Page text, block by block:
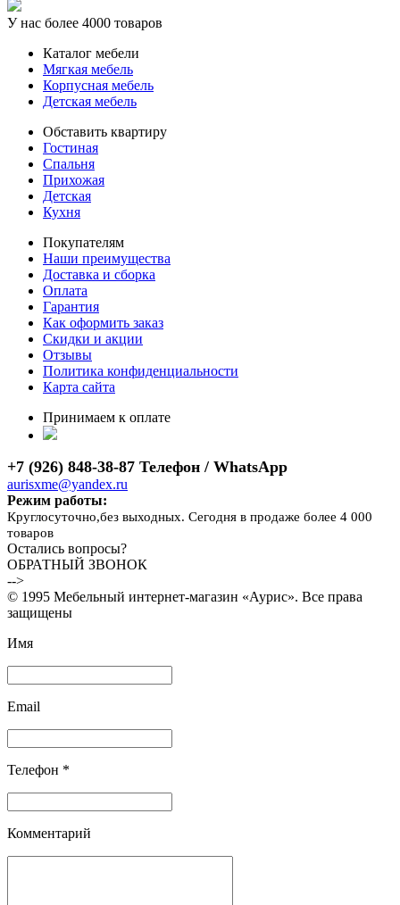
У нас более 4000 товаров
Каталог мебели
Мягкая мебель
Корпусная мебель
Детская мебель
Обставить квартиру
Гостиная
Спальня
Прихожая
Детская
Кухня
Покупателям
Наши преимущества
Доставка и сборка
Оплата
Гарантия
Как оформить заказ
Скидки и акции
Отзывы
Политика конфиденциальности
Карта сайта
Принимаем к оплате
+7 (926) 848-38-87 Телефон / WhatsApp
aurisxme@yandex.ru
Режим работы:
Круглосуточно,без выходных. Сегодня в продаже более 4 000
товаров
Остались вопросы?
ОБРАТНЫЙ ЗВОНОК
-->
© 1995 Мебельный интернет-магазин «Аурис». Все права
защищены
Имя
Email
Телефон *
Комментарий